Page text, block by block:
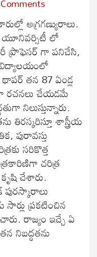
అగ్రగణ్యురాలు.
యూనివర్సిటీ లో
ప్రొఫెసర్ గా పనిచేసి,
తన 87 ఏండ్ల
రచనలు చేయడమే
నిలుస్తున్నారు.
శాస్త్రీయ
పురావస్తు
సరికొత్త
చరిత్ర
చేశారు.
ప్రకటించిన
రాజ్యం ఇచ్చే ఏ
నిబద్ధతను